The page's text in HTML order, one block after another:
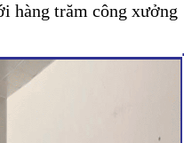
hàng trăm công xưởng